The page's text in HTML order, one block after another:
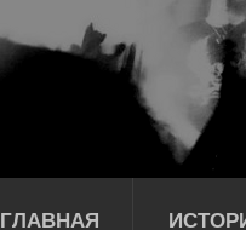
ГЛАВНАЯ